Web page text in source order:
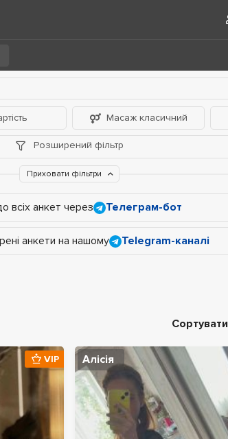
Масаж класичний
Розширений фільтр
Приховати фільтри
всіх анкет через Телеграм-бот
анкети на нашому Telegram-каналі
Сортувати
VIP Алісія